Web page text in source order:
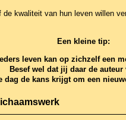
kwaliteit van hun leven willen
Een kleine tip:
leven kan op zichzelf een
Besef wel dat jij daar de auteur
dag de kans krijgt om een